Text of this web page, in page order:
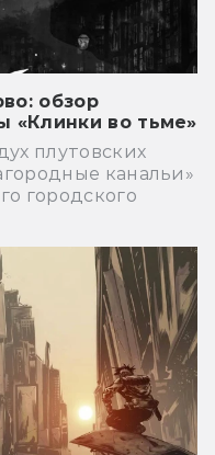
обзор
«Клинки во тьме»
плутовских
канальи»
городского